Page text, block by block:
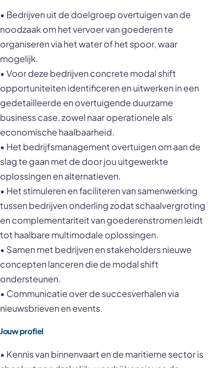
• Bedrijven uit de doelgroep overtuigen van de
noodzaak om het vervoer van goederen te
organiseren via het water of het spoor, waar
mogelijk.
• Voor deze bedrijven concrete modal shift
opportuniteiten identificeren en uitwerken in een
gedetailleerde en overtuigende duurzame
business case, zowel naar operationele als
economische haalbaarheid.
• Het bedrijfsmanagement overtuigen om aan de
slag te gaan met de door jou uitgewerkte
oplossingen en alternatieven.
• Het stimuleren en faciliteren van samenwerking
tussen bedrijven onderling zodat schaalvergroting
en complementariteit van goederenstromen leidt
tot haalbare multimodale oplossingen.
• Samen met bedrijven en stakeholders nieuwe
concepten lanceren die de modal shift
ondersteunen.
• Communicatie over de succesverhalen via
nieuwsbrieven en events.
Jouw profiel
• Kennis van binnenvaart en de maritieme sector is